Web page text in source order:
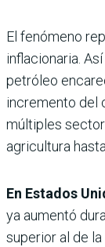
El fenómeno
inflacionaria.
petróleo
incremento del
múltiples
agricultura
En Estados
ya aumentó
superior al de